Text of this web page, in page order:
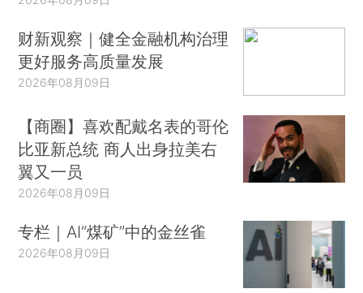
财新观察｜健全金融机构治理
更好服务高质量发展
2026年08月09日
【商圈】喜欢配戴名表的哥伦
比亚新总统 商人出身拉美右
翼又一员
2026年08月09日
专栏｜AI“煤矿”中的金丝雀
2026年08月09日